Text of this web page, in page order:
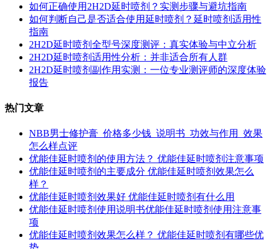
如何正确使用2H2D延时喷剂？实测步骤与避坑指南
如何判断自己是否适合使用延时喷剂？延时喷剂适用性
指南
2H2D延时喷剂全型号深度测评：真实体验与中立分析
2H2D延时喷剂适用性分析：并非适合所有人群
2H2D延时喷剂副作用实测：一位专业测评师的深度体验
报告
热门文章
NBB男士修护膏_价格多少钱_说明书_功效与作用_效果
怎么样点评
优能佳延时喷剂的使用方法？ 优能佳延时喷剂注意事项
优能佳延时喷剂的主要成分 优能佳延时喷剂效果怎么
样？
优能佳延时喷剂效果好 优能佳延时喷剂有什么用
优能佳延时喷剂使用说明书优能佳延时喷剂使用注意事
项
优能佳延时喷剂效果怎么样？ 优能佳延时喷剂有哪些优